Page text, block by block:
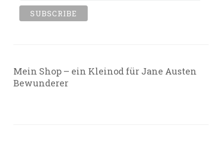
Mein Shop – ein Kleinod für Jane Austen
Bewunderer